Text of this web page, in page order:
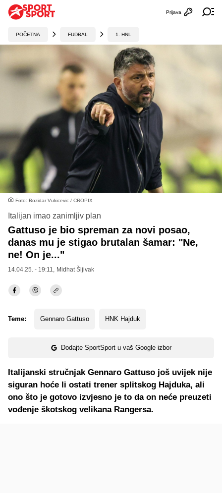
Otvori
Prijava
POČETNA FUDBAL 1. HNL
Foto: Bozidar Vukicevic / CROPIX
Italijan imao zanimljiv plan
Gattuso je bio spreman za novi posao,
danas mu je stigao brutalan šamar: "Ne,
ne! On je..."
14.04.25. - 19:11, Midhat Šljivak
Teme: Gennaro Gattuso HNK Hajduk
Dodajte SportSport u vaš Google izbor
Italijanski stručnjak Gennaro Gattuso još uvijek nije
siguran hoće li ostati trener splitskog Hajduka, ali
ono što je gotovo izvjesno je to da on neće preuzeti
vođenje škotskog velikana Rangersa.